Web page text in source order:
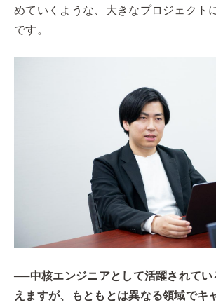
めていくような、大きなプロジェクト
です。
──中核エンジニアとして活躍されて
えますが、もともとは異なる領域でキ